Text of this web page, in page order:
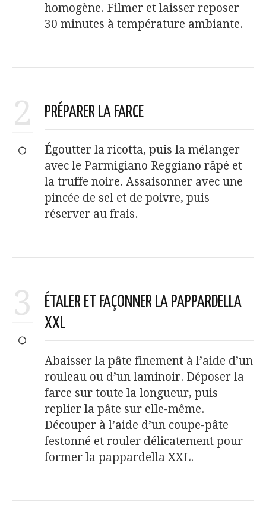
homogène. Filmer et laisser reposer
30 minutes à température ambiante.
2 PRÉPARER LA FARCE
Égoutter la ricotta, puis la mélanger
avec le Parmigiano Reggiano râpé et
la truffe noire. Assaisonner avec une
pincée de sel et de poivre, puis
réserver au frais.
3
ÉTALER ET FAÇONNER LA PAPPARDELLA
XXL
Abaisser la pâte finement à l’aide d’un
rouleau ou d’un laminoir. Déposer la
farce sur toute la longueur, puis
replier la pâte sur elle-même.
Découper à l’aide d’un coupe-pâte
festonné et rouler délicatement pour
former la pappardella XXL.